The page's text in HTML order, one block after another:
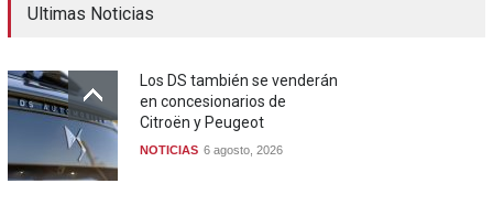
Ultimas Noticias
Los DS también se venderán
en concesionarios de
Citroën y Peugeot
NOTICIAS 6 agosto, 2026